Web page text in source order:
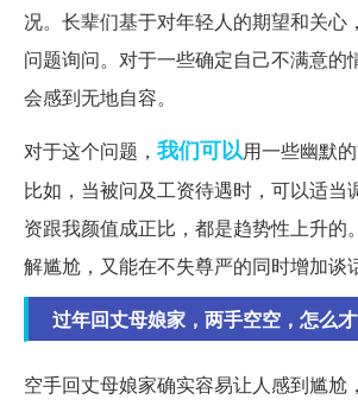
况。长辈们基于对年轻人的期望和关心
问题询问。对于一些确定自己不满意的
会感到无地自容。
对于这个问题， 我们可以用一些幽默
比如，当被问及工资待遇时，可以适当
资跟我颜值成正比，都是趋势性上升的
解尴尬，又能在不失尊严的同时增加谈
过年回丈母娘家，两手空空，怎么
空手回丈母娘家确实容易让人感到尴尬